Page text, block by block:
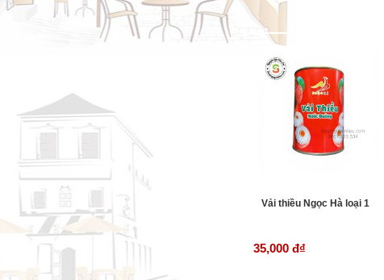
Vải thiều Ngọc Hà loại 1
35,000 đ₫